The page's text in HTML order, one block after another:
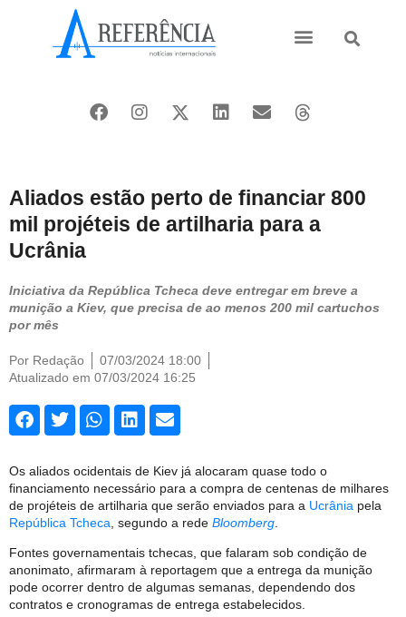
Aliados estão perto de financiar 800
mil projéteis de artilharia para a
Ucrânia
Iniciativa da República Tcheca deve entregar em breve a
munição a Kiev, que precisa de ao menos 200 mil cartuchos
por mês
Por Redação
07/03/2024 18:00
Atualizado em 07/03/2024 16:25
Os aliados ocidentais de Kiev já alocaram quase todo o
financiamento necessário para a compra de centenas de milhares
de projéteis de artilharia que serão enviados para a Ucrânia pela
República Tcheca , segundo a rede Bloomberg
Fontes governamentais tchecas, que falaram sob condição de
anonimato, afirmaram à reportagem que a entrega da munição
pode ocorrer dentro de algumas semanas, dependendo dos
contratos e cronogramas de entrega estabelecidos.